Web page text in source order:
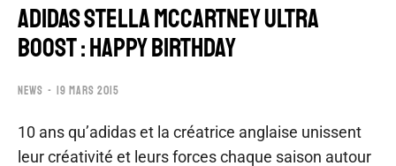
ADIDAS STELLA MCCARTNEY ULTRA
BOOST : HAPPY BIRTHDAY
NEWS 19 MARS 2015
10 ans qu’adidas et la créatrice anglaise unissent
leur créativité et leurs forces chaque saison autour